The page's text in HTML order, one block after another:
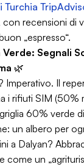
Turchia
recensioni di
„espresso“.
Verde: Segnali
🌿
Imperativo. Il
i rifiuti SIM (50%
60% verde
un albero per
a Dalyan?
come un